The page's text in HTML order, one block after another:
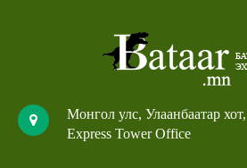
Монгол улс, Улаанбаатар
Express Tower Office